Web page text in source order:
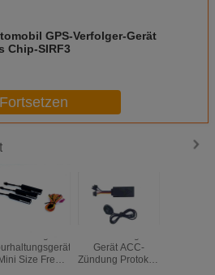
GPS-Verfolger-Gerät
Chip-SIRF3
Fortsetzen
Mini Size Free
Gerät ACC-
Zündung Protokoll